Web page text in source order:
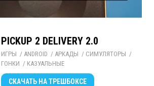
PICKUP 2 DELIVERY 2.0
ИГРЫ / ANDROID / АРКАДЫ / СИМУЛЯТОРЫ /
ГОНКИ / КАЗУАЛЬНЫЕ
СКАЧАТЬ НА ТРЕШБОКСЕ